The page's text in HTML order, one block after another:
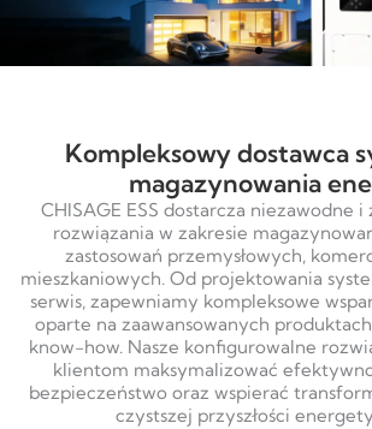
Kompleksowy dostawca
magazynowania
CHISAGE ESS dostarcza niezawodne
rozwiązania w zakresie
zastosowań przemysłowych,
mieszkaniowych. Od projektowania
serwis, zapewniamy kompleksowe
oparte na zaawansowanych
know-how. Nasze konfigurowalne
klientom maksymalizować
bezpieczeństwo oraz wspierać
czystszej przyszłości